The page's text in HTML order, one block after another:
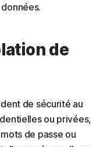
de
de sécurité au
ou privées,
de passe ou